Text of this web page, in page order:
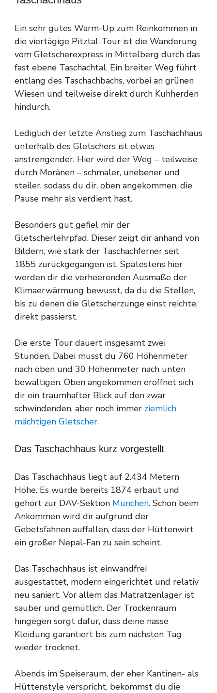
Ein sehr gutes Warm-Up zum Reinkommen in
die viertägige Pitztal-Tour ist die Wanderung
vom Gletscherexpress in Mittelberg durch das
fast ebene Taschachtal. Ein breiter Weg führt
entlang des Taschachbachs, vorbei an grünen
Wiesen und teilweise direkt durch Kuhherden
hindurch.
Lediglich der letzte Anstieg zum Taschachhaus
unterhalb des Gletschers ist etwas
anstrengender. Hier wird der Weg – teilweise
durch Moränen – schmaler, unebener und
steiler, sodass du dir, oben angekommen, die
Pause mehr als verdient hast.
Besonders gut gefiel mir der
Gletscherlehrpfad. Dieser zeigt dir anhand von
Bildern, wie stark der Taschachferner seit
1855 zurückgegangen ist. Spätestens hier
werden dir die verheerenden Ausmaße der
Klimaerwärmung bewusst, da du die Stellen,
bis zu denen die Gletscherzunge einst reichte,
direkt passierst.
Die erste Tour dauert insgesamt zwei
Stunden. Dabei musst du 760 Höhenmeter
nach oben und 30 Höhenmeter nach unten
bewältigen. Oben angekommen eröffnet sich
dir ein traumhafter Blick auf den zwar
schwindenden, aber noch immer ziemlich
mächtigen Gletscher.
Das Taschachhaus kurz vorgestellt
Das Taschachhaus liegt auf 2.434 Metern
Höhe. Es wurde bereits 1874 erbaut und
gehört zur DAV-Sektion München. Schon beim
Ankommen wird dir aufgrund der
Gebetsfahnen auffallen, dass der Hüttenwirt
ein großer Nepal-Fan zu sein scheint.
Das Taschachhaus ist einwandfrei
ausgestattet, modern eingerichtet und relativ
neu saniert. Vor allem das Matratzenlager ist
sauber und gemütlich. Der Trockenraum
hingegen sorgt dafür, dass deine nasse
Kleidung garantiert bis zum nächsten Tag
wieder trocknet.
Abends im Speiseraum, der eher Kantinen- als
Hüttenstyle verspricht, bekommst du die